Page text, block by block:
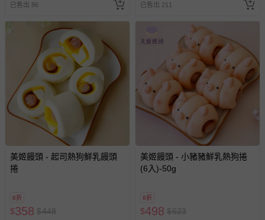
已售出 86 已售出 211
美姬饅頭 - 起司熱狗鮮乳饅頭
捲
8折
$358 $448
美姬饅頭 - 小豬豬鮮乳熱狗捲
(6入)-50g
8折
$498 $623